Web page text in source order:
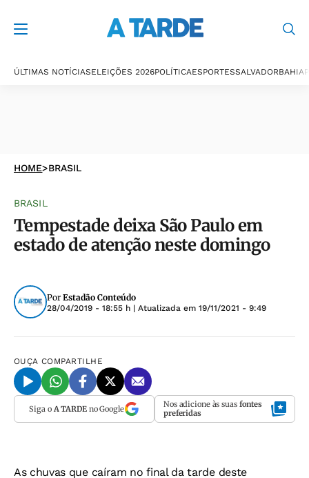
ÚLTIMAS NOTÍCIASELEIÇÕES 2026POLÍTICAESPORTESSALVADORBAHIA
HOME>BRASIL
BRASIL
Tempestade deixa São Paulo em
estado de atenção neste domingo
Por Estadão Conteúdo
28/04/2019 - 18:55 h | Atualizada em 19/11/2021 - 9:49
OUÇA COMPARTILHE
Siga o A TARDEno Google Nos adicione às suas fontes
preferidas
As chuvas que caíram no final da tarde deste